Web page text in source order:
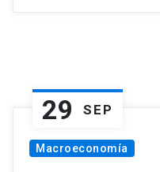
29 SEP
Macroeconomía